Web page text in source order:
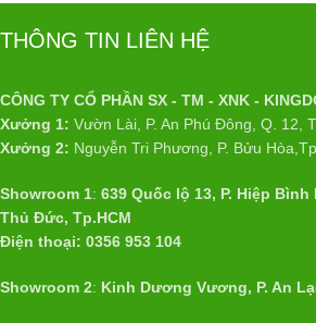
THÔNG TIN LIÊN HỆ
CÔNG TY CỔ PHẦN SX - TM - XNK -
Xưởng 1: Vườn Lài, P. An Phú Đông, Q. 12,
Xưởng 2: Nguyễn Tri Phương, P. Bửu
Showroom 1: 639 Quốc lộ 13, P. Hiệp
Thủ Đức, Tp.HCM
Điện thoại: 0356 953 104
Showroom 2: Kinh Dương Vương, P. An